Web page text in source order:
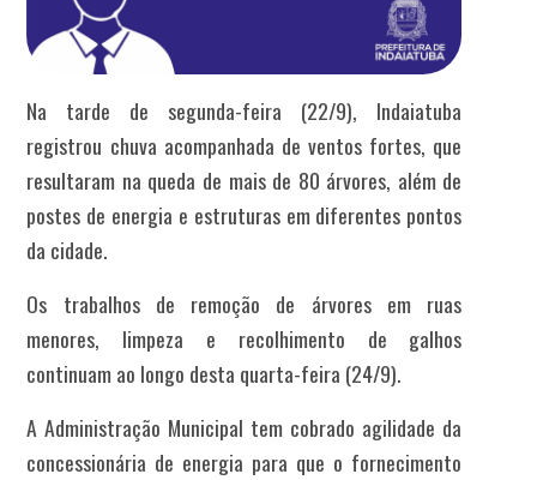
Na tarde de segunda-feira (22/9), Indaiatuba
registrou chuva acompanhada de ventos fortes, que
resultaram na queda de mais de 80 árvores, além de
postes de energia e estruturas em diferentes pontos
da cidade.
Os trabalhos de remoção de árvores em ruas
menores, limpeza e recolhimento de galhos
continuam ao longo desta quarta-feira (24/9).
A Administração Municipal tem cobrado agilidade da
concessionária de energia para que o fornecimento